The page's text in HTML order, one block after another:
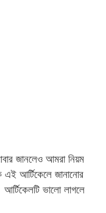
জানলেও আমরা নিয়ম
আর্টিকেলে জানানোর
ভালো লাগলে